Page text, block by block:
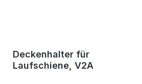
Deckenhalter für
Laufschiene, V2A